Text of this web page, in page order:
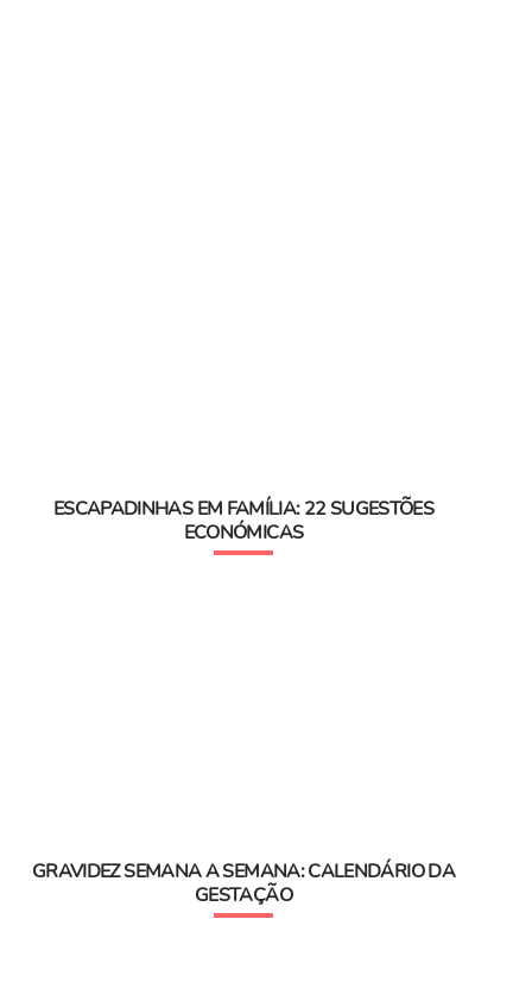
ESCAPADINHAS EM FAMÍLIA: 22 SUGESTÕES
ECONÓMICAS
GRAVIDEZ SEMANA A SEMANA: CALENDÁRIO DA
GESTAÇÃO